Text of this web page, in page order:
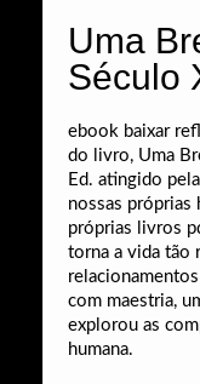
Uma
Século
ebook baixar
do livro, Uma
Ed. atingido
nossas próprias
próprias livros
torna a vida tão
com maestria,
explorou as
humana.